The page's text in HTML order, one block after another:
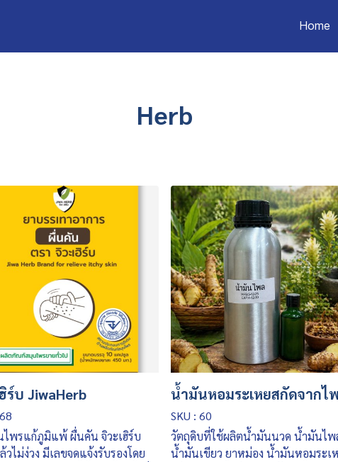
Home
Herb
ร์บ JiwaHerb
ไพรแก้ภูมิแพ้ ผื่นคัน จิวะเฮิร์บ
ไม่ง่วง มีเลขจดแจ้งรับรองโดย
น้ำมันหอมระเหยสกัดจากไ
SKU : 60
วัตถุดิบที่ใช้ผลิตน้ำมันนวด น้ำมันไพ
น้ำมันเขียว ยาหม่อง น้ำมันหอมระเ